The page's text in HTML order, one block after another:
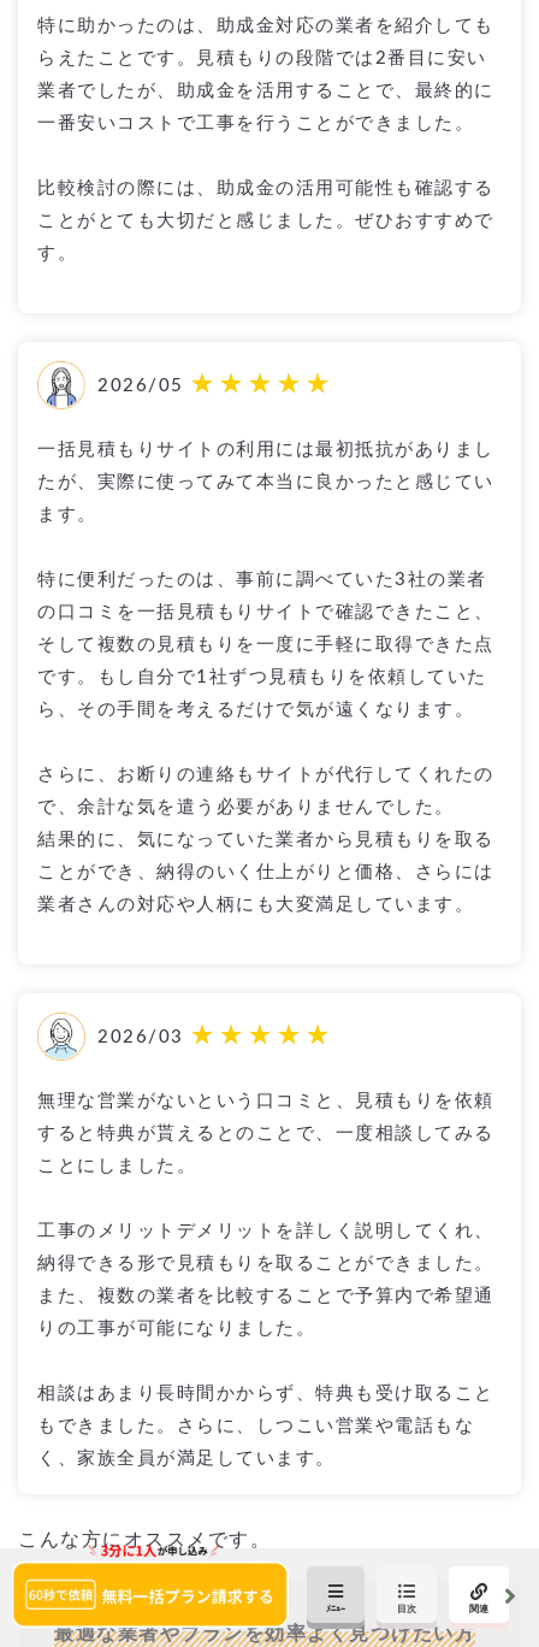
特に助かったのは、助成金対応の業者を紹介しても
らえたことです。見積もりの段階では2番目に安い
業者でしたが、助成金を活用することで、最終的に
一番安いコストで工事を行うことができました。
比較検討の際には、助成金の活用可能性も確認する
ことがとても大切だと感じました。ぜひおすすめで
す。
2026/05
一括見積もりサイトの利用には最初抵抗がありまし
たが、実際に使ってみて本当に良かったと感じてい
ます。
特に便利だったのは、事前に調べていた3社の業者
の口コミを一括見積もりサイトで確認できたこと、
そして複数の見積もりを一度に手軽に取得できた点
です。もし自分で1社ずつ見積もりを依頼していた
ら、その手間を考えるだけで気が遠くなります。
さらに、お断りの連絡もサイトが代行してくれたの
で、余計な気を遣う必要がありませんでした。
結果的に、気になっていた業者から見積もりを取る
ことができ、納得のいく仕上がりと価格、さらには
業者さんの対応や人柄にも大変満足しています。
2026/03
無理な営業がないという口コミと、見積もりを依頼
すると特典が貰えるとのことで、一度相談してみる
ことにしました。
工事のメリットデメリットを詳しく説明してくれ、
納得できる形で見積もりを取ることができました。
また、複数の業者を比較することで予算内で希望通
りの工事が可能になりました。
相談はあまり長時間かからず、特典も受け取ること
もできました。さらに、しつこい営業や電話もな
く、家族全員が満足しています。
こんな方にオススメです。
最適な業者やプランを効率よく見つけたい方